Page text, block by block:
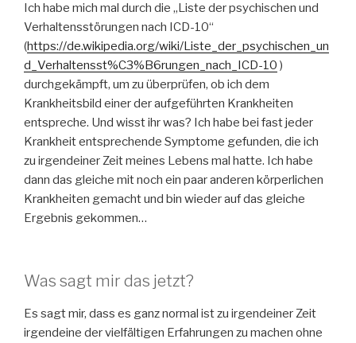
Ich habe mich mal durch die „Liste der psychischen und
Verhaltensstörungen nach ICD-10“
(https://de.wikipedia.org/wiki/Liste_der_psychischen_un
d_Verhaltensst%C3%B6rungen_nach_ICD-10 )
durchgekämpft, um zu überprüfen, ob ich dem
Krankheitsbild einer der aufgeführten Krankheiten
entspreche. Und wisst ihr was? Ich habe bei fast jeder
Krankheit entsprechende Symptome gefunden, die ich
zu irgendeiner Zeit meines Lebens mal hatte. Ich habe
dann das gleiche mit noch ein paar anderen körperlichen
Krankheiten gemacht und bin wieder auf das gleiche
Ergebnis gekommen…
Was sagt mir das jetzt?
Es sagt mir, dass es ganz normal ist zu irgendeiner Zeit
irgendeine der vielfältigen Erfahrungen zu machen ohne